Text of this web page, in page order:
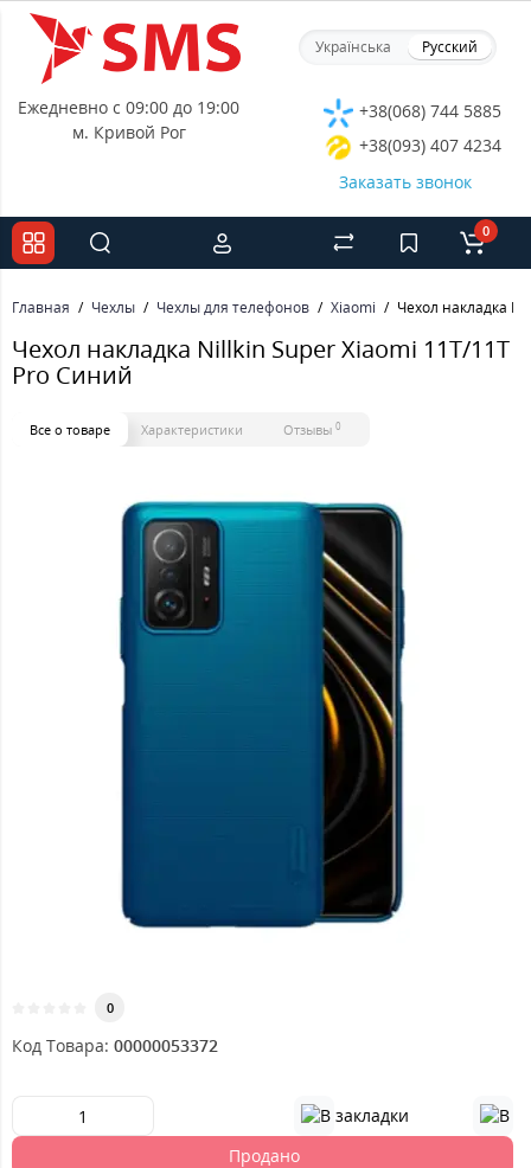
Українська Русский
Ежедневно с 09:00 до 19:00
м. Кривой Рог
+38(068) 744 5885
+38(093) 407 4234
Заказать звонок
0
Главная Чехлы Чехлы для телефонов Xiaomi Чехол накладка
Чехол накладка Nillkin Super Xiaomi 11T/11T
Pro Синий
Все о товаре Характеристики Отзывы 0
0
Код Товара: 00000053372
Продано